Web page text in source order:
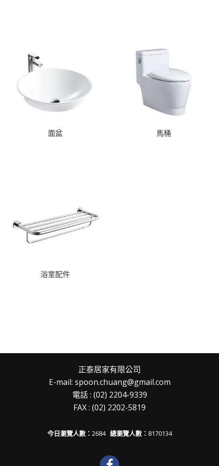
面盆 馬桶
浴室配件
正泰居家有限公司
E-mail: spoon.chuang@gmail.com
電話 : (02) 2204-9339
FAX : (02) 2202-5819
今日瀏覽人數： 2684 總瀏覽人數： 8170134